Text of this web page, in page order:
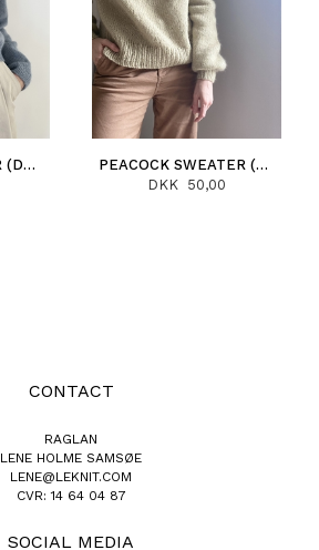
PEACOCK JUMPER (DEUTSCH)
PEACOCK SWEATER (DEUTSCH)
DKK 50,00
CONTACT
RAGLAN
LENE HOLME SAMSØE
LENE@LEKNIT.COM
CVR: 14 64 04 87
SOCIAL MEDIA